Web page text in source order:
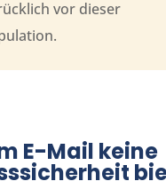
vor dieser
E-Mail keine